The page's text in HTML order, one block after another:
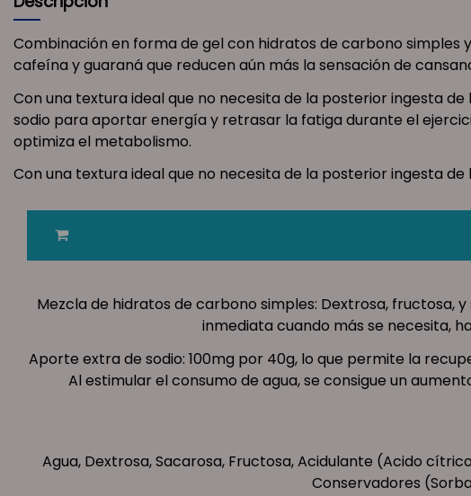
Combinación en forma de gel con hidratos de carbono simples
cafeína y guaraná que reducen aún más la sensación de
Con una textura ideal que no necesita de la posterior ingesta
sodio para aportar energía y retrasar la fatiga durante el
optimiza el metabolismo.
Con una textura ideal que no necesita de la posterior ingesta
Mezcla de hidratos de carbono simples: Dextrosa, fructosa,
inmediata cuando más se necesita,
Aporte extra de sodio: 100mg por 40g, lo que permite la
Al estimular el consumo de agua, se consigue un
Agua, Dextrosa, Sacarosa, Fructosa, Acidulante (Acido
Conservadores